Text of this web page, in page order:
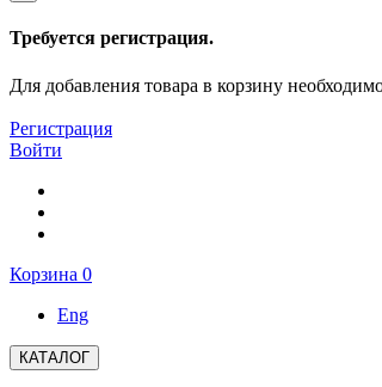
Требуется регистрация.
Для добавления товара в корзину
Регистрация
Войти
Корзина 0
Eng
КАТАЛОГ